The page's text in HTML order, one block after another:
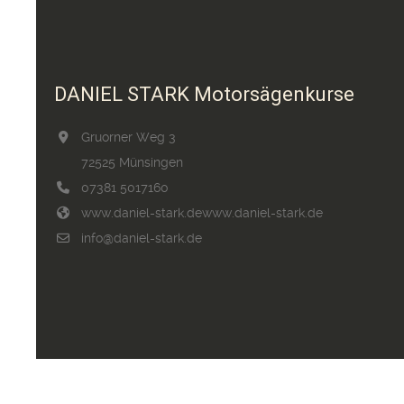
DANIEL STARK Motorsägenkurse
Gruorner Weg 3
72525 Münsingen
07381 5017160
www.daniel-stark.dewww.daniel-stark.de
info@daniel-stark.de